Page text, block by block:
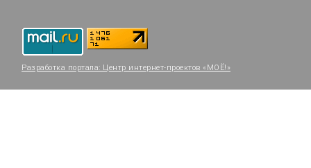
Разработка портала: Центр интернет-проектов «МОЁ!»